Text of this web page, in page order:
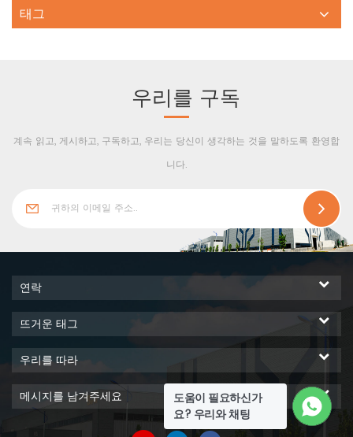
태그
우리를 구독
계속 읽고, 게시하고, 구독하고, 우리는 당신이 생각하는 것을 말하도록 환영합
니다.
도움이 필요하신가
요? 우리와 채팅
연락
뜨거운 태그
우리를 따라
메시지를 남겨주세요